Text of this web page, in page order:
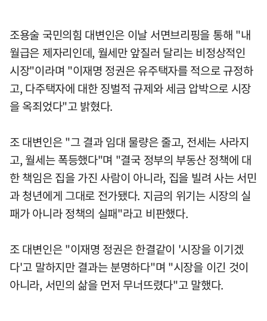
조용술 국민의힘 대변인은 이날 서면브리핑을 통해 "내
월급은 제자리인데, 월세만 앞질러 달리는 비정상적인
시장"이라며 "이재명 정권은 유주택자를 적으로 규정하
고, 다주택자에 대한 징벌적 규제와 세금 압박으로 시장
을 옥죄었다"고 밝혔다.
조 대변인은 "그 결과 임대 물량은 줄고, 전세는 사라지
고, 월세는 폭등했다"며 "결국 정부의 부동산 정책에 대
한 책임은 집을 가진 사람이 아니라, 집을 빌려 사는 서민
과 청년에게 그대로 전가됐다. 지금의 위기는 시장의 실
패가 아니라 정책의 실패"라고 비판했다.
조 대변인은 "이재명 정권은 한결같이 '시장을 이기겠
다'고 말하지만 결과는 분명하다"며 "시장을 이긴 것이
아니라, 서민의 삶을 먼저 무너뜨렸다"고 말했다.